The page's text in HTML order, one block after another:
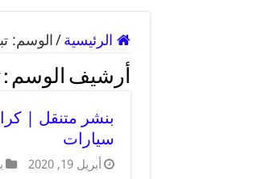
الرئيسية / الوسم:
أرشيف الوسم :
سيارات
أبريل 19, 2020